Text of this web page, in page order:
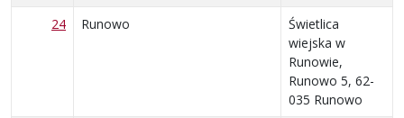
24
Runowo
Świetlica
wiejska w
Runowie,
Runowo 5, 62-
035 Runowo